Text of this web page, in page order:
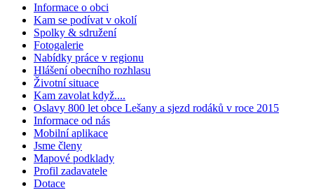
Informace o obci
Kam se podívat v okolí
Spolky & sdružení
Fotogalerie
Nabídky práce v regionu
Hlášení obecního rozhlasu
Životní situace
Kam zavolat když....
Oslavy 800 let obce Lešany a sjezd rodáků v roce 2015
Informace od nás
Mobilní aplikace
Jsme členy
Mapové podklady
Profil zadavatele
Dotace